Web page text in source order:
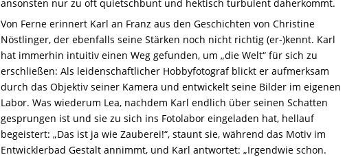
ansonsten nur zu oft quietschbunt und hektisch turbulent daherkommt.
Von Ferne erinnert Karl an Franz aus den Geschichten von Christine
Nöstlinger, der ebenfalls seine Stärken noch nicht richtig (er-)kennt. Karl
hat immerhin intuitiv einen Weg gefunden, um „die Welt“ für sich zu
erschließen: Als leidenschaftlicher Hobbyfotograf blickt er aufmerksam
durch das Objektiv seiner Kamera und entwickelt seine Bilder im eigenen
Labor. Was wiederum Lea, nachdem Karl endlich über seinen Schatten
gesprungen ist und sie zu sich ins Fotolabor eingeladen hat, hellauf
begeistert: „Das ist ja wie Zauberei!“, staunt sie, während das Motiv im
Entwicklerbad Gestalt annimmt, und Karl antwortet: „Irgendwie schon.